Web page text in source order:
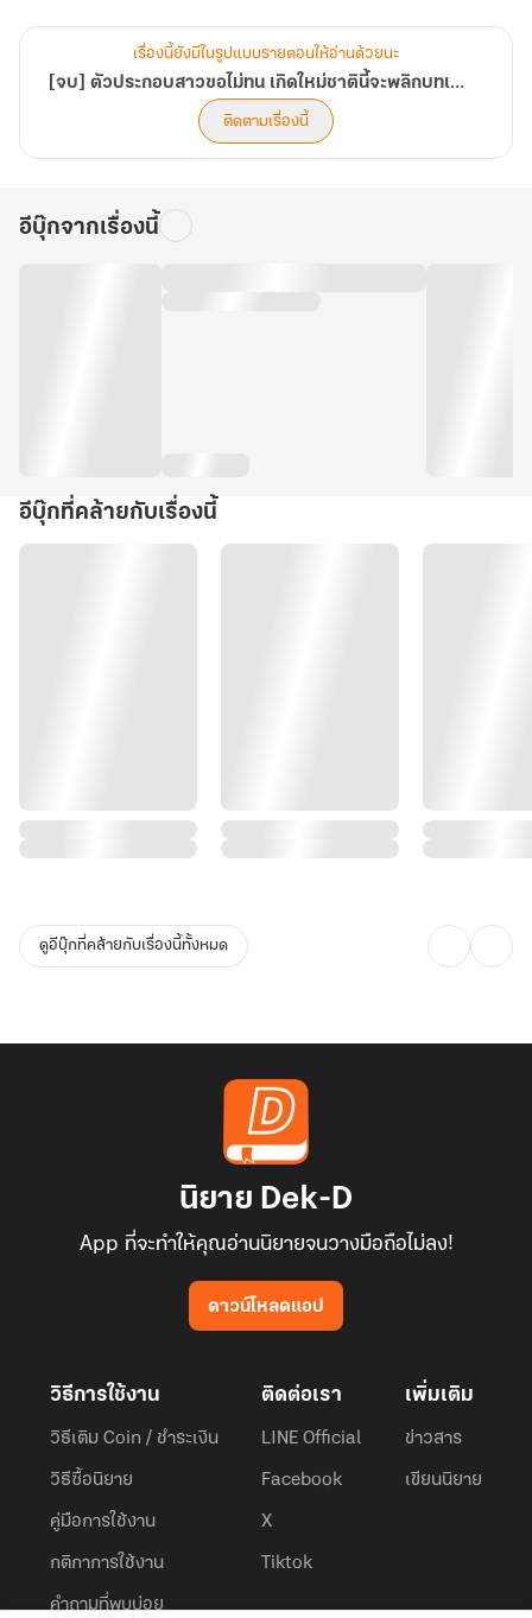
เรื่องนี้ยังมีในรูปแบบรายตอนให้อ่านด้วยนะ
[จบ] ตัวประกอบสาวขอไม่ทน เกิดใหม่ชาตินี้จะพลิกบทเป็นนางตัวแสบ
ติดตามเรื่องนี้
อีบุ๊กจากเรื่องนี้
อีบุ๊กที่คล้ายกับเรื่องนี้
ดูอีบุ๊กที่คล้ายกับเรื่องนี้ทั้งหมด
นิยาย Dek-D
App ที่จะทำให้คุณอ่านนิยายจนวางมือถือไม่ลง!
ดาวน์โหลดแอป
วิธีการใช้งาน
วิธีเติม Coin / ชำระเงิน
วิธีซื้อนิยาย
คู่มือการใช้งาน
กติกาการใช้งาน
คำถามที่พบบ่อย
ติดต่อเรา
LINE Official
Facebook
X
Tiktok
เพิ่มเติม
ข่าวสาร
เขียนนิยาย